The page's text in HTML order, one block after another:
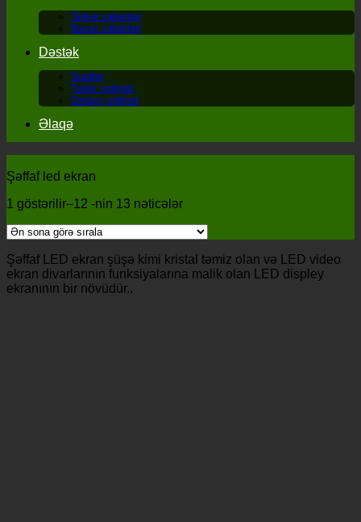
Şirkət xəbərləri
Bazar xəbərləri
Dəstək
Suallar
Təlim xidməti
Onlayn xidmət
Əlaqə
Şəffaf led ekran
1 göstərilir–12 -nin 13 nəticələr
Şəffaf LED ekran şüşə kimi kristal təmiz olan və LED video
ekran divarlarının funksiyalarına malik olan LED displey
ekranının bir növüdür..